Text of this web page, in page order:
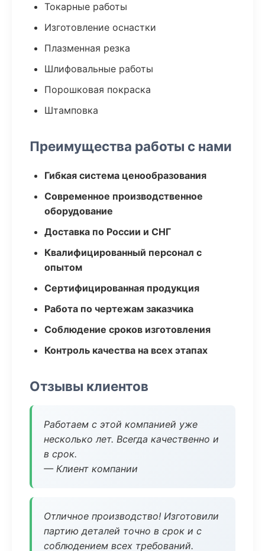
Токарные работы
Изготовление оснастки
Плазменная резка
Шлифовальные работы
Порошковая покраска
Штамповка
Преимущества работы с нами
Гибкая система ценообразования
Современное производственное
оборудование
Доставка по России и СНГ
Квалифицированный персонал с
опытом
Сертифицированная продукция
Работа по чертежам заказчика
Соблюдение сроков изготовления
Контроль качества на всех этапах
Отзывы клиентов
Работаем с этой компанией уже
несколько лет. Всегда качественно и
в срок.
— Клиент компании
Отличное производство! Изготовили
партию деталей точно в срок и с
соблюдением всех требований.